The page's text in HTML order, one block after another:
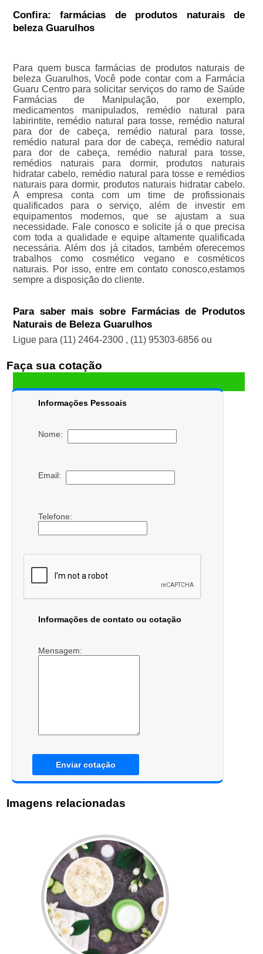
Confira: farmácias de produtos naturais de
beleza Guarulhos
Para quem busca farmácias de produtos naturais de
beleza Guarulhos, Você pode contar com a Farmácia
Guaru Centro para solicitar serviços do ramo de Saúde
Farmácias de Manipulação, por exemplo,
medicamentos manipulados, remédio natural para
labirintite, remédio natural para tosse, remédio natural
para dor de cabeça, remédio natural para tosse,
remédio natural para dor de cabeça, remédio natural
para dor de cabeça, remédio natural para tosse,
remédios naturais para dormir, produtos naturais
hidratar cabelo, remédio natural para tosse e remédios
naturais para dormir, produtos naturais hidratar cabelo.
A empresa conta com um time de profissionais
qualificados para o serviço, além de investir em
equipamentos modernos, que se ajustam a sua
necessidade. Fale conosco e solicite já o que precisa
com toda a qualidade e equipe altamente qualificada
necessária. Além dos já citados, também oferecemos
trabalhos como cosmético vegano e cosméticos
naturais. Por isso, entre em contato conosco,estamos
sempre a disposição do cliente.
Para saber mais sobre Farmácias de Produtos
Naturais de Beleza Guarulhos
Ligue para (11) 2464-2300 , (11) 95303-6856 ou
Faça sua cotação
Informações Pessoais
Nome:
Email:
Telefone:
Informações de contato ou cotação
Mensagem:
Enviar cotação
Imagens relacionadas